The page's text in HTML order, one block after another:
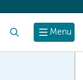
Menu